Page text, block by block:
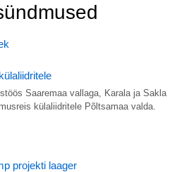
Saaremaa vallaga, Karala ja Sakla
külaliidritele Põltsamaa valda.
projekti laager